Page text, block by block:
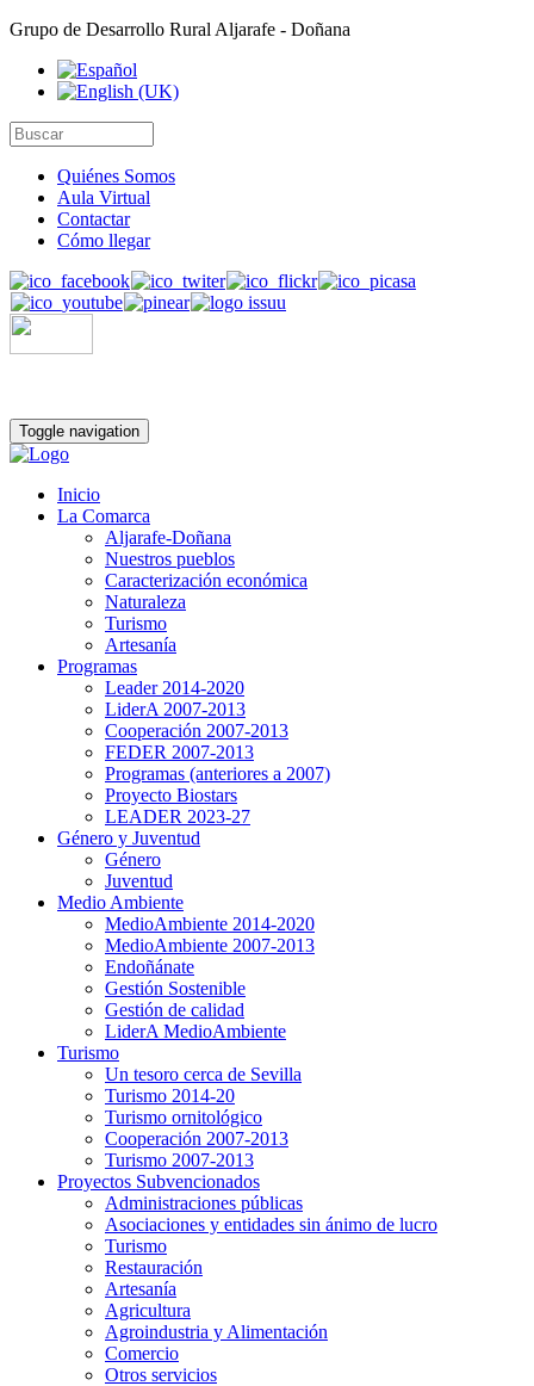
Grupo de Desarrollo Rural Aljarafe - Doñana
Quiénes Somos
Aula Virtual
Contactar
Cómo llegar
Toggle navigation
Inicio
La Comarca
Aljarafe-Doñana
Nuestros pueblos
Caracterización económica
Naturaleza
Turismo
Artesanía
Programas
Leader 2014-2020
LiderA 2007-2013
Cooperación 2007-2013
FEDER 2007-2013
Programas (anteriores a 2007)
Proyecto Biostars
LEADER 2023-27
Género y Juventud
Género
Juventud
Medio Ambiente
MedioAmbiente 2014-2020
MedioAmbiente 2007-2013
Endoñánate
Gestión Sostenible
Gestión de calidad
LiderA MedioAmbiente
Turismo
Un tesoro cerca de Sevilla
Turismo 2014-20
Turismo ornitológico
Cooperación 2007-2013
Turismo 2007-2013
Proyectos Subvencionados
Administraciones públicas
Asociaciones y entidades sin ánimo de lucro
Turismo
Restauración
Artesanía
Agricultura
Agroindustria y Alimentación
Comercio
Otros servicios